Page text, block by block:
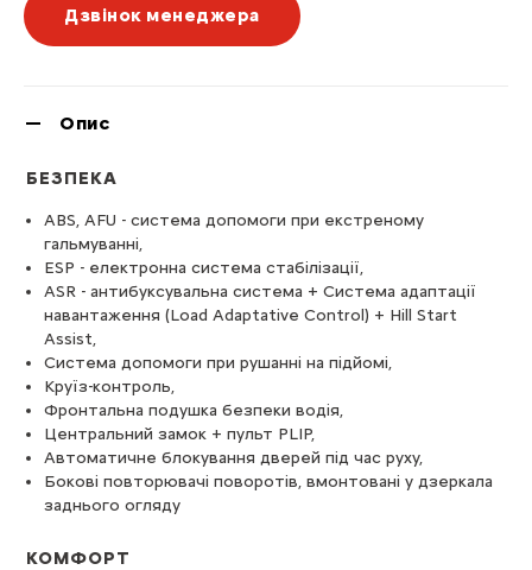
Дзвінок менеджера
Опис
БЕЗПЕКА
ABS, AFU - система допомоги при екстреному
гальмуванні,
ESP - електронна система стабілізації,
ASR - антибуксувальна система + Система адаптації
навантаження (Load Adaptative Control) + Hill Start
Assist,
Система допомоги при рушанні на підйомі,
Круїз-контроль,
Фронтальна подушка безпеки водія,
Центральний замок + пульт PLIP,
Автоматичне блокування дверей під час руху,
Бокові повторювачі поворотів, вмонтовані у дзеркала
заднього огляду
КОМФОРТ